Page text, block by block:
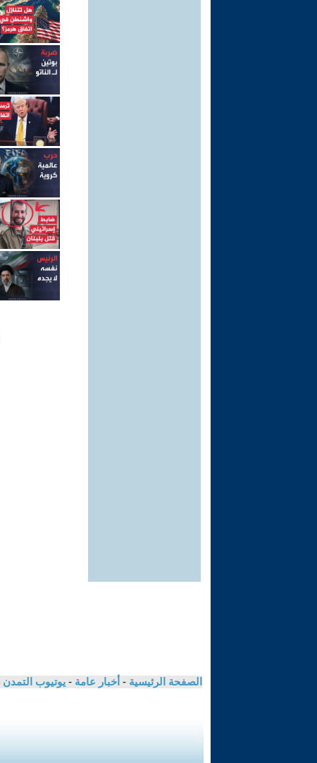
الصفحة الرئيسية - أخبار عامة - يوتيوب التمدن